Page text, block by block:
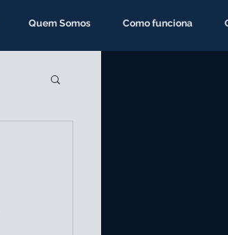
Quem Somos Como funciona